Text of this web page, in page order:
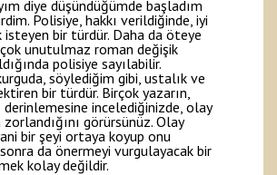
diye düşündüğümde başladım
Polisiye, hakkı verildiğinde, iyi
isteyen bir türdür. Daha da öteye
unutulmaz roman değişik
polisiye sayılabilir.
söylediğim gibi, ustalık ve
bir türdür. Birçok yazarın,
derinlemesine incelediğinizde, olay
görürsünüz. Olay
bir şeyi ortaya koyup onu
da önermeyi vurgulayacak bir
kolay değildir.